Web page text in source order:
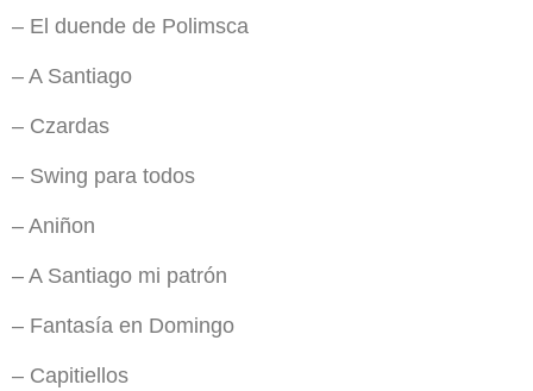
– El duende de Polimsca
– A Santiago
– Czardas
– Swing para todos
– Aniñon
– A Santiago mi patrón
– Fantasía en Domingo
– Capitiellos